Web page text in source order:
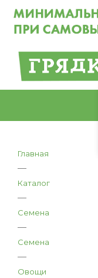
Главная
—
Каталог
—
Семена
—
Семена
—
Овощи